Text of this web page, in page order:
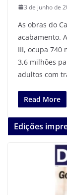
3 de junho de
As obras do
acabamento.
III, ocupa 740
3,6 milhões
adultos com
Read More
Edições